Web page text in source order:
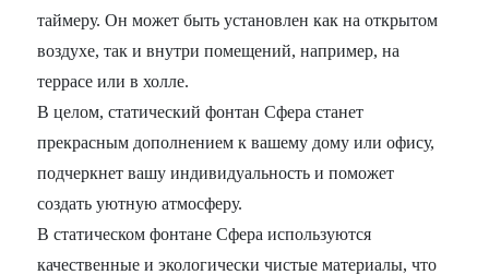
таймеру. Он может быть установлен как на открытом
воздухе, так и внутри помещений, например, на
террасе или в холле.
В целом, статический фонтан Сфера станет
прекрасным дополнением к вашему дому или офису,
подчеркнет вашу индивидуальность и поможет
создать уютную атмосферу.
В статическом фонтане Сфера используются
качественные и экологически чистые материалы, что